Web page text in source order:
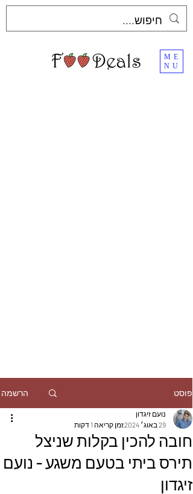
ME
NU
פוסט הרשמה
חובה להכין בקלות שניצל
תירס ביתי בטעם משגע - נועם
זיגדון
נועם זיגדון
29 באוג׳ 2024
זמן קריאה 1 דקות